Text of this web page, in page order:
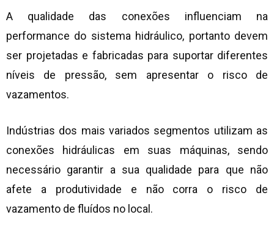
A qualidade das conexões influenciam na
performance do sistema hidráulico, portanto devem
ser projetadas e fabricadas para suportar diferentes
níveis de pressão, sem apresentar o risco de
vazamentos.
Indústrias dos mais variados segmentos utilizam as
conexões hidráulicas em suas máquinas, sendo
necessário garantir a sua qualidade para que não
afete a produtividade e não corra o risco de
vazamento de fluídos no local.